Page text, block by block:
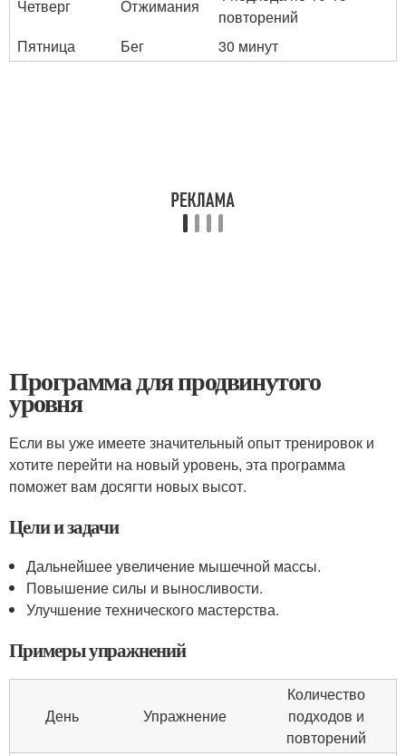
Четверг Отжимания
повторений
Пятница
Бег 30 минут
Программа для продвинутого
уровня
Если вы уже имеете значительный опыт тренировок и
хотите перейти на новый уровень, эта программа
поможет вам досягти новых высот.
Цели и задачи
Дальнейшее увеличение мышечной массы.
Повышение силы и выносливости.
Улучшение технического мастерства.
Примеры упражнений
День Упражнение
Количество
подходов и
повторений